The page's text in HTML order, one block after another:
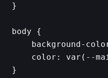
}
body {
background-
color: var(--
}